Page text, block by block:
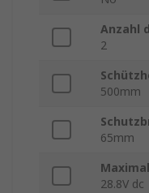
Anzahl
2
500mm
65mm
28.8V dc